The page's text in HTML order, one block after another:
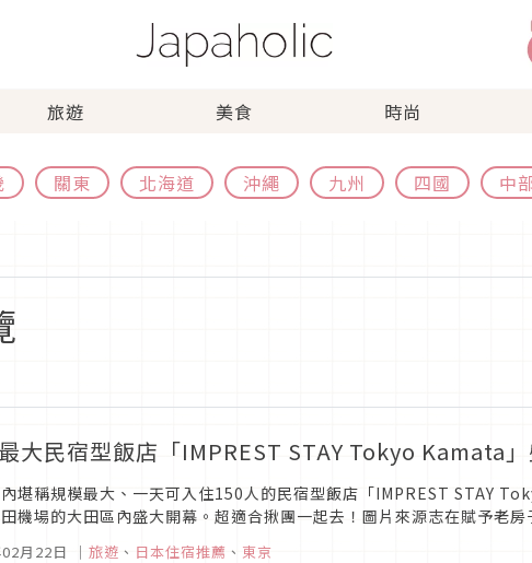
旅遊 美食 時尚
關東 北海道 沖繩 九州 四國 中
大民宿型飯店「IMPREST STAY Tokyo Kamata」
堪稱規模最大、一天可入住150人的民宿型飯店「IMPREST STAY
機場的大田區內盛大開幕。超適合揪團一起去！圖片來源志在賦予老
月22日 ｜ 旅遊 、 日本住宿推薦 、 東京